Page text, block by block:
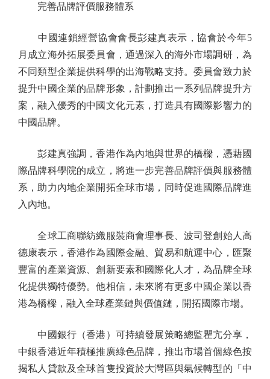
完善品牌評價服務體系
中國連鎖經營協會會長彭建真表示，協會於今年5
月成立海外拓展委員會，通過深入的海外市場調研，為
不同類型企業提供科學的出海戰略支持。委員會致力於
提升中國企業的品牌形象，計劃推出一系列品牌提升方
案，融入優秀的中國文化元素，打造具有國際影響力的
中國品牌。
彭建真強調，香港作為內地與世界的橋樑，憑藉國
際品牌科學院的成立，將進一步完善品牌評價與服務體
系，助力內地企業開拓全球市場，同時促進國際品牌進
入內地。
全球工商聯紡織服裝商會理事長、波司登創始人高
德康表示，香港作為國際金融、貿易和航運中心，匯聚
豐富的產業資源、創新要素和國際化人才，為品牌全球
化提供獨特優勢。他相信，未來將有更多中國企業以香
港為橋樑，融入全球產業鏈與價值鏈，開拓國際市場。
中國銀行（香港）可持續發展策略總監瞿亢分享，
中銀香港近年積極推廣綠色品牌，推出市場首個綠色按
揭私人貸款及全球首隻投資於大灣區與氣候轉型的「中